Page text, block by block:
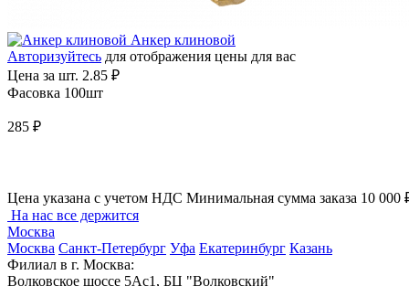
Анкер клиновой
Авторизуйтесь для отображения цены для вас
Цена за шт. 2.85 ₽
Фасовка 100шт
285 ₽
Цена указана с учетом НДС Минимальная сумма заказа 10 000
На нас все держится
Москва
Москва Санкт-Петербург Уфа Екатеринбург Казань
Филиал в г. Москва:
Волковское шоссе 5Ас1, БЦ "Волковский"